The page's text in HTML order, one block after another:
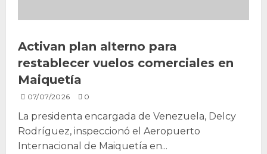
Activan plan alterno para
restablecer vuelos comerciales en
Maiquetía
07/07/2026 0
La presidenta encargada de Venezuela, Delcy
Rodríguez, inspeccionó el Aeropuerto
Internacional de Maiquetía en...